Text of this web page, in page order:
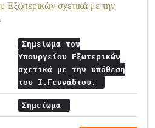
Εξωτερικών σχετικά με την
Σημείωμα του
Υπουργείου Εξωτερικών
σχετικά με την υπόθεση
του Ι.Γεννάδιου.
Σημείωμα